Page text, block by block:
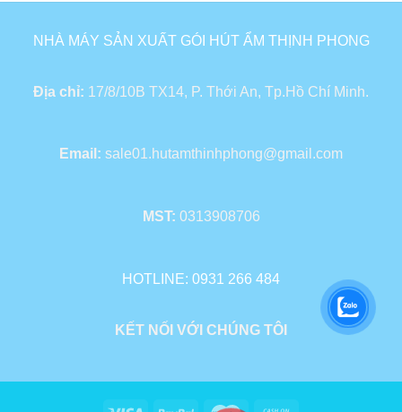
NHÀ MÁY SẢN XUẤT GÓI HÚT ẨM THỊNH PHONG
Địa chỉ: 17/8/10B TX14, P. Thới An, Tp.Hồ Chí Minh.
Email: sale01.hutamthinhphong@gmail.com
MST: 0313908706
HOTLINE: 0931 266 484
KẾT NỐI VỚI CHÚNG TÔI